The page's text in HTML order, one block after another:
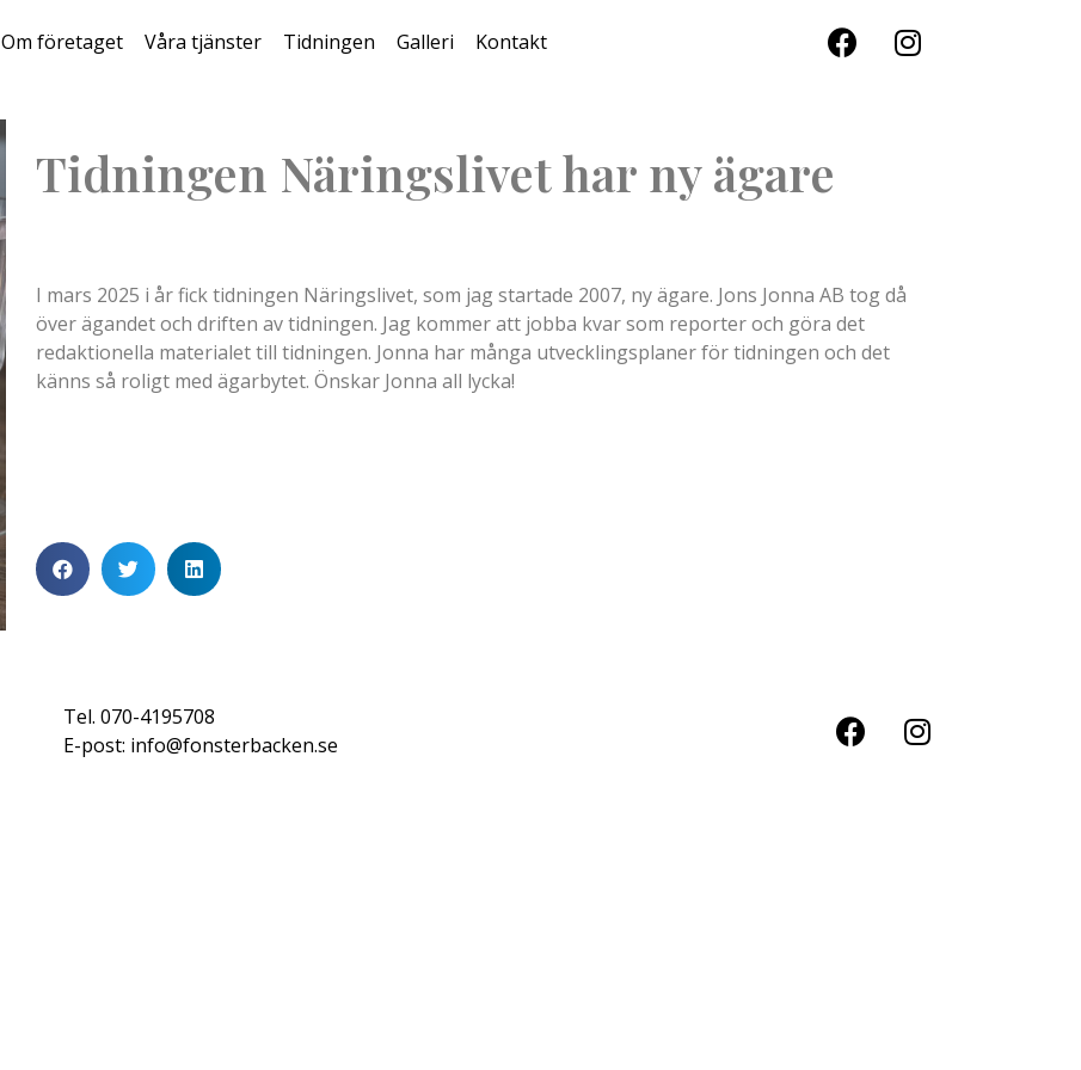
Om företaget Våra tjänster Tidningen Galleri Kontakt
Tidningen Näringslivet har ny ägare
I mars 2025 i år fick tidningen Näringslivet, som jag startade 2007, ny ägare. Jons Jonna AB tog då
över ägandet och driften av tidningen. Jag kommer att jobba kvar som reporter och göra det
redaktionella materialet till tidningen. Jonna har många utvecklingsplaner för tidningen och det
känns så roligt med ägarbytet. Önskar Jonna all lycka!
Tel. 070-4195708
E-post: info@fonsterbacken.se